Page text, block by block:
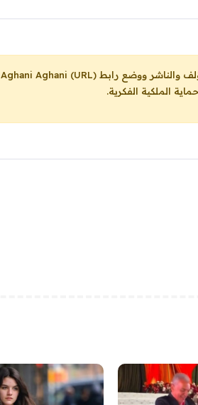
Aghani Aghani (URL)
الملكية الفكرية.